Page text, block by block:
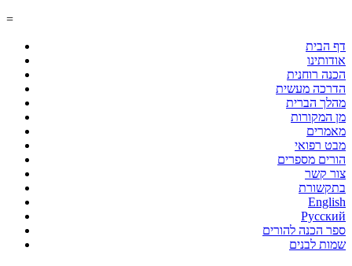
=
דף הבית
אודותינו
הכנה רוחנית
הדרכה מעשית
מהלך הברית
מן המקורות
מאמרים
מבט רפואי
הורים מספרים
צור קשר
בתקשורת
English
Русский
ספר הכנה להורים
שמות לבנים